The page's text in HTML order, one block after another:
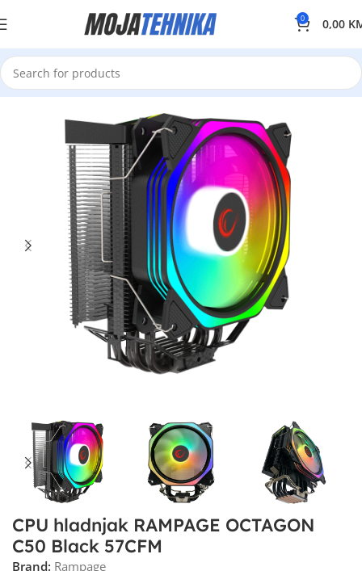
0 0,00
CPU hladnjak RAMPAGE OCTAGON
C50 Black 57CFM
Brand: Rampage